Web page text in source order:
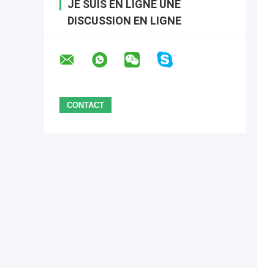
JE SUIS EN LIGNE UNE
DISCUSSION EN LIGNE